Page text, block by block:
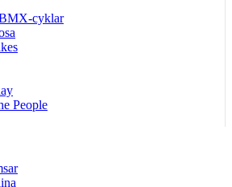
cyklar
People